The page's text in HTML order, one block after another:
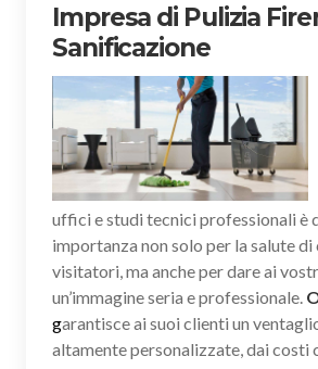
Impresa di Pulizia
Sanificazione
uffici e studi tecnici professionali è
importanza non solo per la salute
visitatori, ma anche per dare ai
un’immagine seria e professionale.
garantisce ai suoi clienti un
altamente personalizzate, dai costi